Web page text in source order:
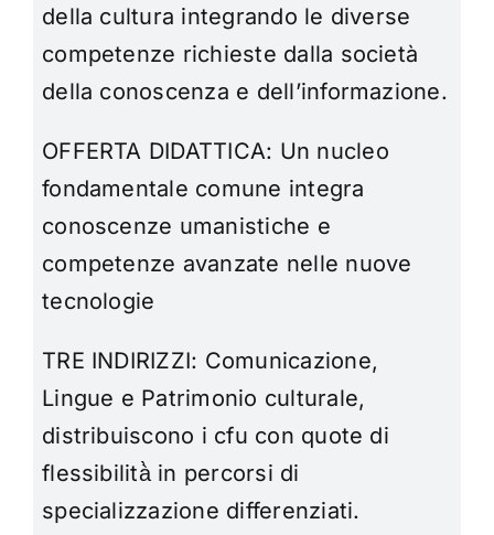
della cultura integrando le diverse
competenze richieste dalla società
della conoscenza e dell’informazione.
OFFERTA DIDATTICA: Un nucleo
fondamentale comune integra
conoscenze umanistiche e
competenze avanzate nelle nuove
tecnologie
TRE INDIRIZZI: Comunicazione,
Lingue e Patrimonio culturale,
distribuiscono i cfu con quote di
flessibilità̀ in percorsi di
specializzazione differenziati.